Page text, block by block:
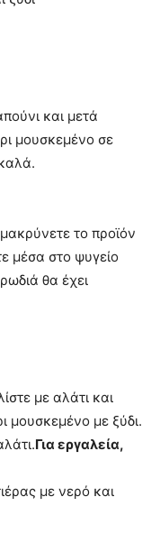
και μετά
μουσκεμένο σε
το προϊόν
μέσα στο ψυγείο
θα έχει
με αλάτι και
μουσκεμένο με ξύδι.
Για εργαλεία,
με νερό και